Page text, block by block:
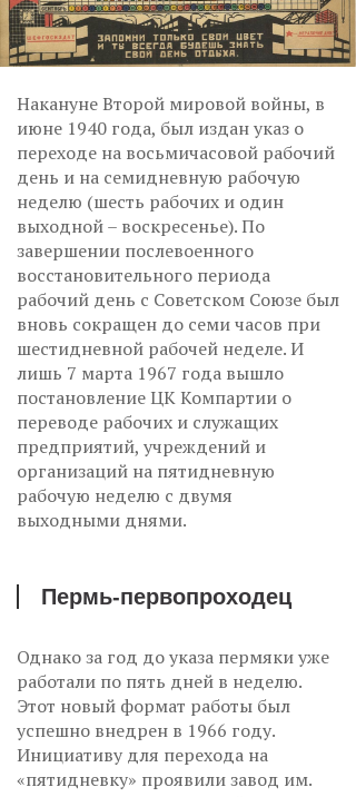
Накануне Второй мировой войны, в
июне 1940 года, был издан указ о
переходе на восьмичасовой рабочий
день и на семидневную рабочую
неделю (шесть рабочих и один
выходной – воскресенье). По
завершении послевоенного
восстановительного периода
рабочий день с Советском Союзе был
вновь сокращен до семи часов при
шестидневной рабочей неделе. И
лишь 7 марта 1967 года вышло
постановление ЦК Компартии о
переводе рабочих и служащих
предприятий, учреждений и
организаций на пятидневную
рабочую неделю с двумя
выходными днями.
Пермь-первопроходец
Однако за год до указа пермяки уже
работали по пять дней в неделю.
Этот новый формат работы был
успешно внедрен в 1966 году.
Инициативу для перехода на
«пятидневку» проявили завод им.